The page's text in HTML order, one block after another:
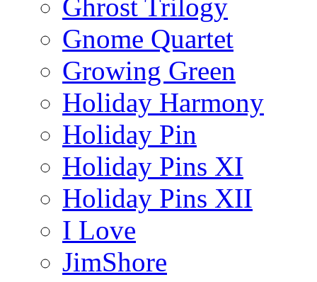
Ghrost Trilogy
Gnome Quartet
Growing Green
Holiday Harmony
Holiday Pin
Holiday Pins XI
Holiday Pins XII
I Love
JimShore